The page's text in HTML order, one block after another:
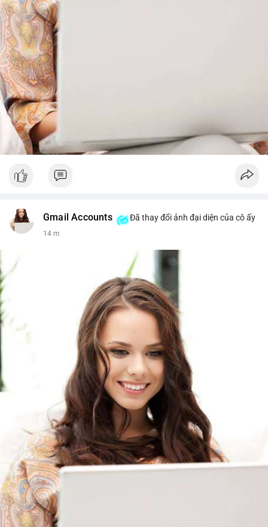
Gmail Accounts Đã thay đổi ảnh đại diện của cô ấy
14 m